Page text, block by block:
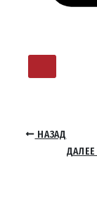
НАЗАД
ДАЛЕЕ